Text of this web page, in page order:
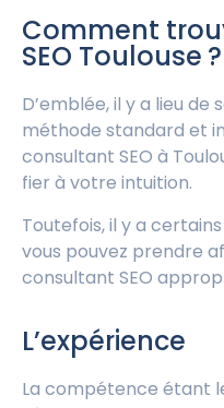
Comment
SEO Toulouse ?
D’emblée, il y a lieu de
méthode standard et
consultant SEO à
fier à votre intuition.
Toutefois, il y a
vous pouvez prendre
consultant SEO
L’expérience
La compétence étant